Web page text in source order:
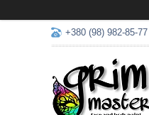
+380 (98) 982-85-77